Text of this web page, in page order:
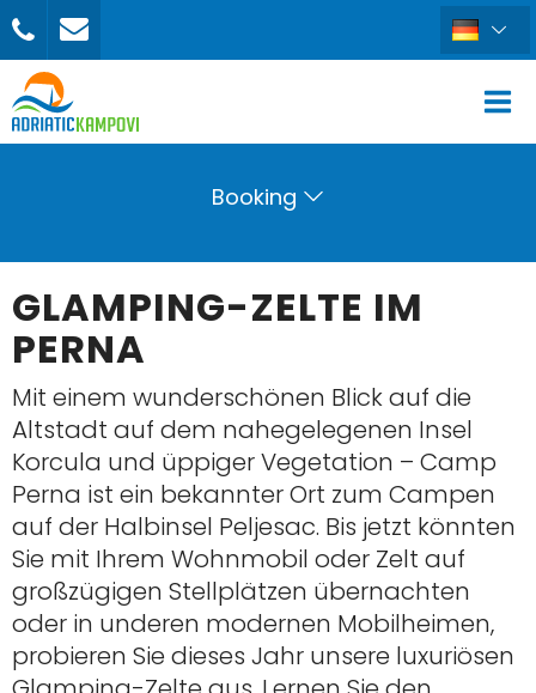
Booking
BUCHEN
ANFRAGE SENDEN
GLAMPING-ZELTE IM
PERNA
Mit einem wunderschönen Blick auf die
Altstadt auf dem nahegelegenen Insel
Korcula und üppiger Vegetation – Camp
Perna ist ein bekannter Ort zum Campen
auf der Halbinsel Peljesac. Bis jetzt könnten
Sie mit Ihrem Wohnmobil oder Zelt auf
großzügigen Stellplätzen übernachten
oder in underen modernen Mobilheimen,
probieren Sie dieses Jahr unsere luxuriösen